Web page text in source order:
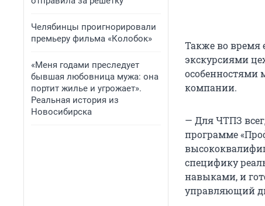
Челябинцы проигнорировали
премьеру фильма «Колобок»
«Меня годами преследует
бывшая любовница мужа: она
портит жилье и угрожает».
Реальная история из
Новосибирска
Также во время
экскурсиями
особенностями
компании.
— Для ЧТПЗ
программе
специфику
навыками, и
управляющий